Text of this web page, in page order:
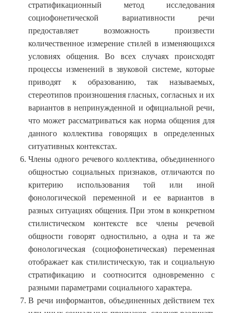
стратификационный метод исследования
социофонетической вариативности речи
предоставляет возможность произвести
количественное измерение стилей в изменяющихся
условиях общения. Во всех случаях происходят
процессы изменений в звуковой системе, которые
приводят к образованию, так называемых,
стереотипов произношения гласных, согласных и их
вариантов в непринужденной и официальной речи,
что может рассматриваться как норма общения для
данного коллектива говорящих в определенных
ситуативных контекстах.
Члены одного речевого коллектива, объединенного
общностью социальных признаков, отличаются по
критерию использования той или иной
фонологической переменной и ее вариантов в
разных ситуациях общения. При этом в конкретном
стилистическом контексте все члены речевой
общности говорят одностильно, а одна и та же
фонологическая (социофонетическая) переменная
отображает как стилистическую, так и социальную
стратификацию и соотносится одновременно с
разными параметрами социального характера.
В речи информантов, объединенных действием тех